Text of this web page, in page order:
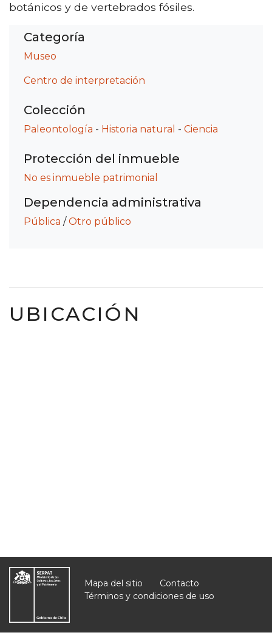
botánicos y de vertebrados fósiles.
Categoría
Museo
Centro de interpretación
Colección
Paleontología - Historia natural - Ciencia
Protección del inmueble
No es inmueble patrimonial
Dependencia administrativa
Pública / Otro público
UBICACIÓN
Mapa del sitio
Contacto
Términos y condiciones de uso